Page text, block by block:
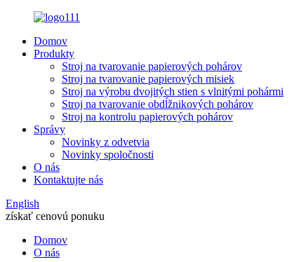
Domov
Produkty
Stroj na tvarovanie papierových pohárov
Stroj na tvarovanie papierových misiek
Stroj na výrobu dvojitých stien s vlnitými pohármi
Stroj na tvarovanie obdĺžnikových pohárov
Stroj na kontrolu papierových pohárov
Správy
Novinky z odvetvia
Novinky spoločnosti
O nás
Kontaktujte nás
English
získať cenovú ponuku
Domov
O nás